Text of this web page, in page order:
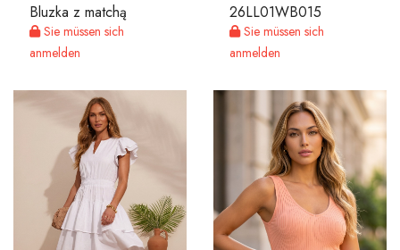
Bluzka z matchą
Sie müssen sich
anmelden
26LL01WB015
Sie müssen sich
anmelden